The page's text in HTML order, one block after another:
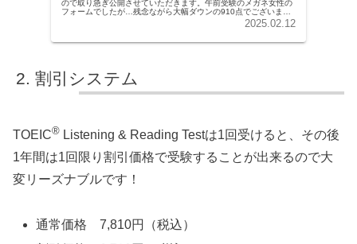
ので取り急ぎ公開させていただきます。午前受験のメガネ女性の
フォームでしたが…残念ながら大幅ダウンの910点でございまし
た。Readingリスニングパート3は難しいと予想してお...2025.02.12
割引システム
TOEIC® Listening & Reading Testは1回受けると、その後
1年間は1回限り割引価格で受験することが出来るので大
変リーズナブルです！
通常価格 7,810円（税込）